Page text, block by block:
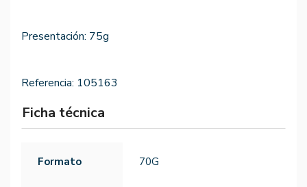
Presentación: 75g
Referencia: 105163
Ficha técnica
Formato 70G